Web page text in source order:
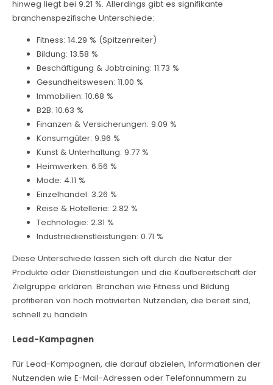
hinweg liegt bei 9.21 %. Allerdings gibt es signifikante
branchenspezifische Unterschiede:
Fitness: 14.29 % (Spitzenreiter)
Bildung: 13.58 %
Beschäftigung & Jobtraining: 11.73 %
Gesundheitswesen: 11.00 %
Immobilien: 10.68 %
B2B: 10.63 %
Finanzen & Versicherungen: 9.09 %
Konsumgüter: 9.96 %
Kunst & Unterhaltung: 9.77 %
Heimwerken: 6.56 %
Mode: 4.11 %
Einzelhandel: 3.26 %
Reise & Hotellerie: 2.82 %
Technologie: 2.31 %
Industriedienstleistungen: 0.71 %
Diese Unterschiede lassen sich oft durch die Natur der
Produkte oder Dienstleistungen und die Kaufbereitschaft der
Zielgruppe erklären. Branchen wie Fitness und Bildung
profitieren von hoch motivierten Nutzenden, die bereit sind,
schnell zu handeln.
Lead-Kampagnen
Für Lead-Kampagnen, die darauf abzielen, Informationen der
Nutzenden wie E-Mail-Adressen oder Telefonnummern zu